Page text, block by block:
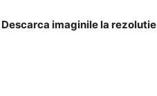
Descarca imaginile la